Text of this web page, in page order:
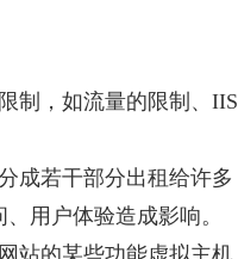
制，如流量的限制、IIS
成若干部分出租给许多
用户体验造成影响。
站的某些功能虚拟主机